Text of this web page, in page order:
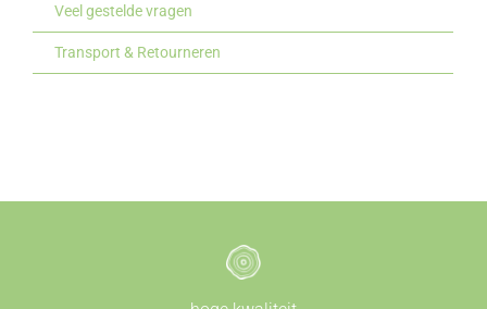
Veel gestelde vragen
Transport & Retourneren